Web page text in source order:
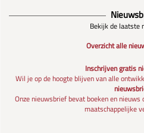
Bekijk de laatste
Overzicht alle
Inschrijven gratis
Wil je op de hoogte blijven van alle
Onze nieuwsbrief bevat boeken en
maatschappelijke